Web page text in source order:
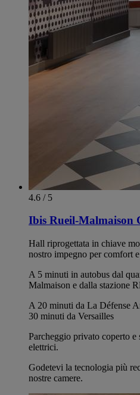
4.6 / 5
Ibis Rueil-Malmaison
Hall riprogettata in chiave
nostro impegno per comfort
A 5 minuti in autobus dal
Malmaison e dalla stazione
A 20 minuti da La Défense
30 minuti da Versailles
Parcheggio privato coperto
elettrici.
Godetevi la tecnologia più
nostre camere.